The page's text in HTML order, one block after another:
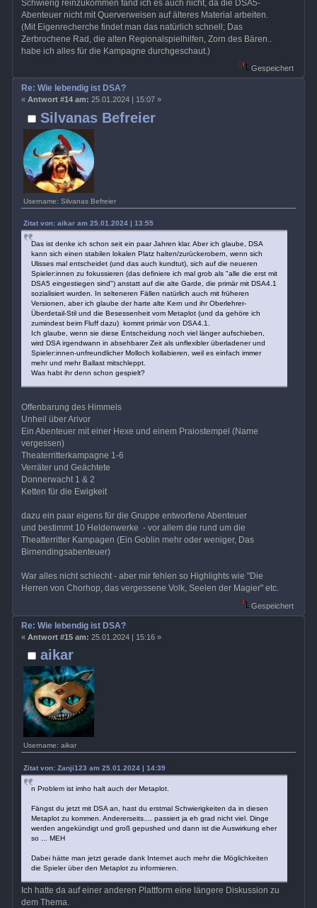
Schwierig reinzukommen fand ich es auch nicht, da die DSA5-
Abenteuer nicht mit Querverweisen auf älteres Material arbeiten.
(Mit Eigenrecherche findet man das natürlich schnell; Das
Zerbrochene Rad, die alten Regionalspielhilfen, Zorn des Bären..
habe ich alles für die Kampagne durchgeschaut.)
Gespeichert
Silvanas Befreier
Username: Silvanas Befreier
Re: Wie lebendig ist DSA?
« Antwort #14 am: 25.01.2024 | 15:07 »
Zitat von: aikar am 25.01.2024 | 13:55
Das ist denke ich schon seit ein paar Jahren klar. Aber ich glaube, DSA
kann sich einen stabilen lokalen Platz halten/zurückerobern, wenn sich
Ulisses mal entscheidet (und das auch kundtut), sich auf die neueren
Spieler:innen zu fokussieren (das definiere ich mal grob als "alle die erst mit
DSA5 eingestiegen sind") anstatt auf die alte Garde, die primär mit DSA4.1
sozialisiert wurden. In selteneren Fällen natürlich auch mit früheren
Versionen, aber ich glaube der harte alte Kern und ihr Oberlehrer-
Überdetail-Stil und die Besessenheit vom Metaplot (und da gehöre ich
zumindest beim Fluff dazu) kommt primär von DSA4.1.
Ich glaube, wenn sie diese Entscheidung noch viel länger aufschieben,
wird DSA irgendwann in absehbarer Zeit als unflexibler überladener und
Spieler:innen-unfreundlicher Molloch kollabieren, weil es einfach immer
mehr und mehr Ballast mitschleppt.
Was habt ihr denn schon gespielt?
Offenbarung des Himmels
Unheil über Arivor
Ein Abenteuer mit einer Hexe und einem Praiostempel (Name
vergessen)
Theaterritterkampagne 1-6
Verräter und Geächtete
Donnerwacht 1 & 2
Ketten für die Ewigkeit
dazu ein paar eigens für die Gruppe entworfene Abenteuer
und bestimmt 10 Heldenwerke - vor allem die rund um die
Theatterritter Kampagen (Ein Goblin mehr oder weniger, Das
Birnendingsabenteuer)
War alles nicht schlecht - aber mir fehlen so Highlights wie "Die
Herren von Chorhop, das vergessene Volk, Seelen der Magier" etc.
Gespeichert
aikar
Username: aikar
Re: Wie lebendig ist DSA?
« Antwort #15 am: 25.01.2024 | 15:16 »
Zitat von: Zanji123 am 25.01.2024 | 14:39
n Problem ist imho halt auch der Metaplot.
Fängst du jetzt mit DSA an, hast du erstmal Schwierigkeiten da in diesen
Metaplot zu kommen. Andererseits.... passiert ja eh grad nicht viel. Dinge
werden angekündigt und groß gepushed und dann ist die Auswirkung eher
so ... MEH
Dabei hätte man jetzt gerade dank Internet auch mehr die Möglichkeiten
die Spieler über den Metaplot zu informieren.
Ich hatte da auf einer anderen Plattform eine längere Diskussion zu
dem Thema.